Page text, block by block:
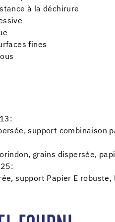
à la déchirure
fines
support combinaison
grains dispersée,
support Papier E robuste,